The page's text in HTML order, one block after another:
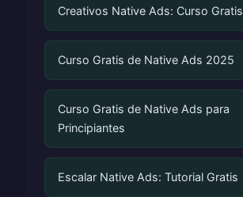
Creativos Native Ads: Curso Gratis
Curso Gratis de Native Ads 2025
Curso Gratis de Native Ads para
Principiantes
Escalar Native Ads: Tutorial Gratis